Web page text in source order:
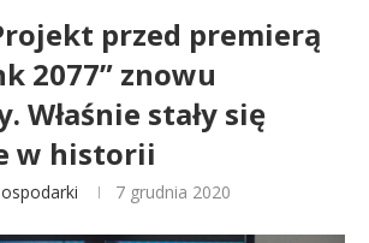
przed premierą
2077” znowu
Właśnie stały się
w historii
7 grudnia 2020